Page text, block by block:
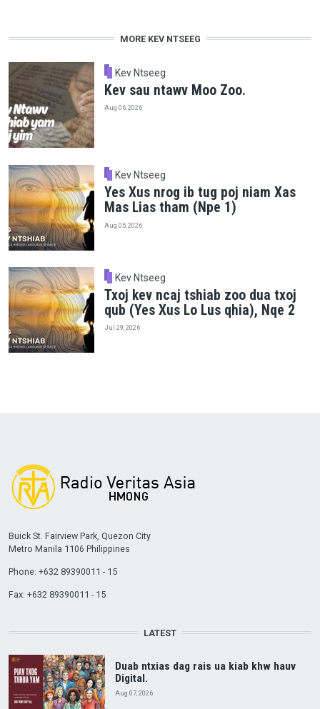
MORE KEV NTSEEG
Kev Ntseeg
Kev sau ntawv Moo Zoo.
Aug 06, 2026
Kev Ntseeg
Yes Xus nrog ib tug poj niam Xas
Mas Lias tham (Npe 1)
Aug 05, 2026
Kev Ntseeg
Txoj kev ncaj tshiab zoo dua txoj
qub (Yes Xus Lo Lus qhia), Nqe 2
Jul 29, 2026
Buick St. Fairview Park, Quezon City
Metro Manila 1106 Philippines
Phone: +632 89390011 - 15
Fax: +632 89390011 - 15
LATEST
Duab ntxias dag rais ua kiab khw hauv
Digital.
Aug 07, 2026